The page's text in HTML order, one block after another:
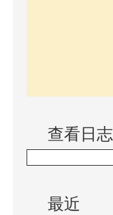
查看日志
最近